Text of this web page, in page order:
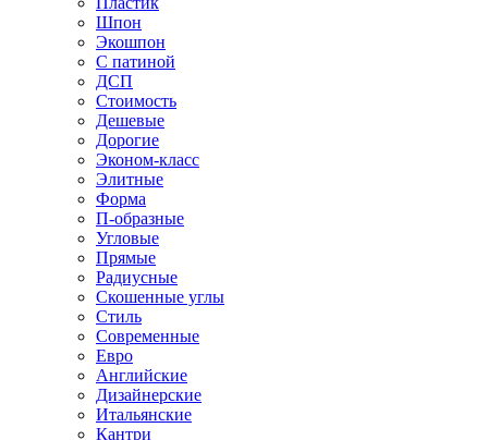
Шпон
Экошпон
С патиной
ДСП
Стоимость
Дешевые
Дорогие
Эконом-класс
Элитные
Форма
П-образные
Угловые
Прямые
Радиусные
Скошенные углы
Стиль
Современные
Евро
Английские
Дизайнерские
Итальянские
Кантри